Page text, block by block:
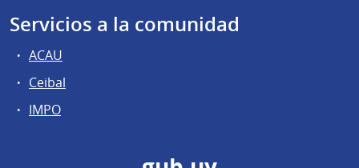
Servicios a la comunidad
ACAU
Ceibal
IMPO